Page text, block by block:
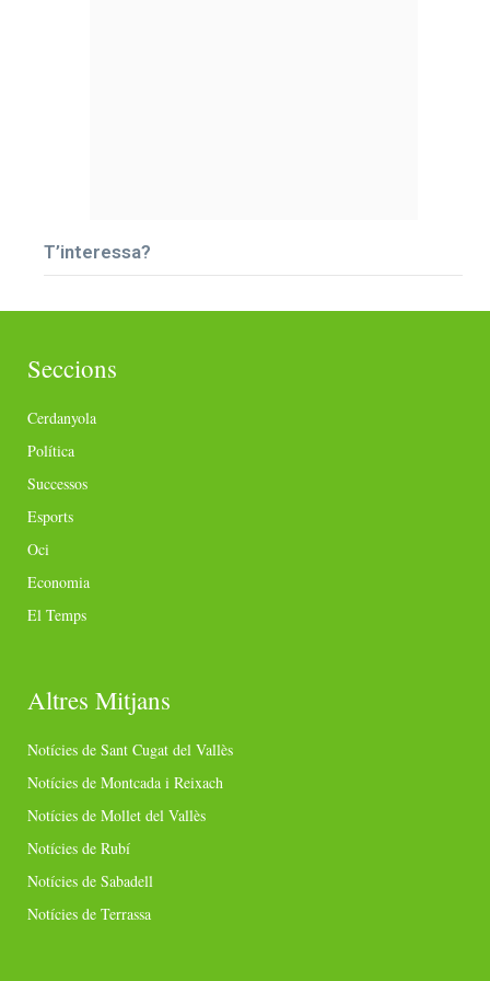
T’interessa?
Seccions
Cerdanyola
Política
Successos
Esports
Oci
Economia
El Temps
Altres Mitjans
Notícies de Sant Cugat del Vallès
Notícies de Montcada i Reixach
Notícies de Mollet del Vallès
Notícies de Rubí
Notícies de Sabadell
Notícies de Terrassa